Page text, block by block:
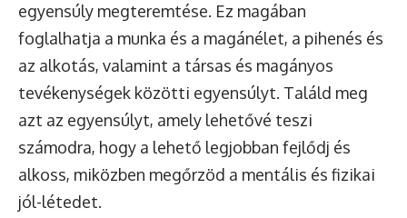
egyensúly megteremtése. Ez magában
foglalhatja a munka és a magánélet, a pihenés és
az alkotás, valamint a társas és magányos
tevékenységek közötti egyensúlyt. Találd meg
azt az egyensúlyt, amely lehetővé teszi
számodra, hogy a lehető legjobban fejlődj és
alkoss, miközben megőrzöd a mentális és fizikai
jól-létedet.